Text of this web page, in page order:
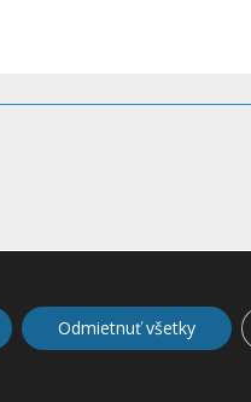
Odmietnuť všetky